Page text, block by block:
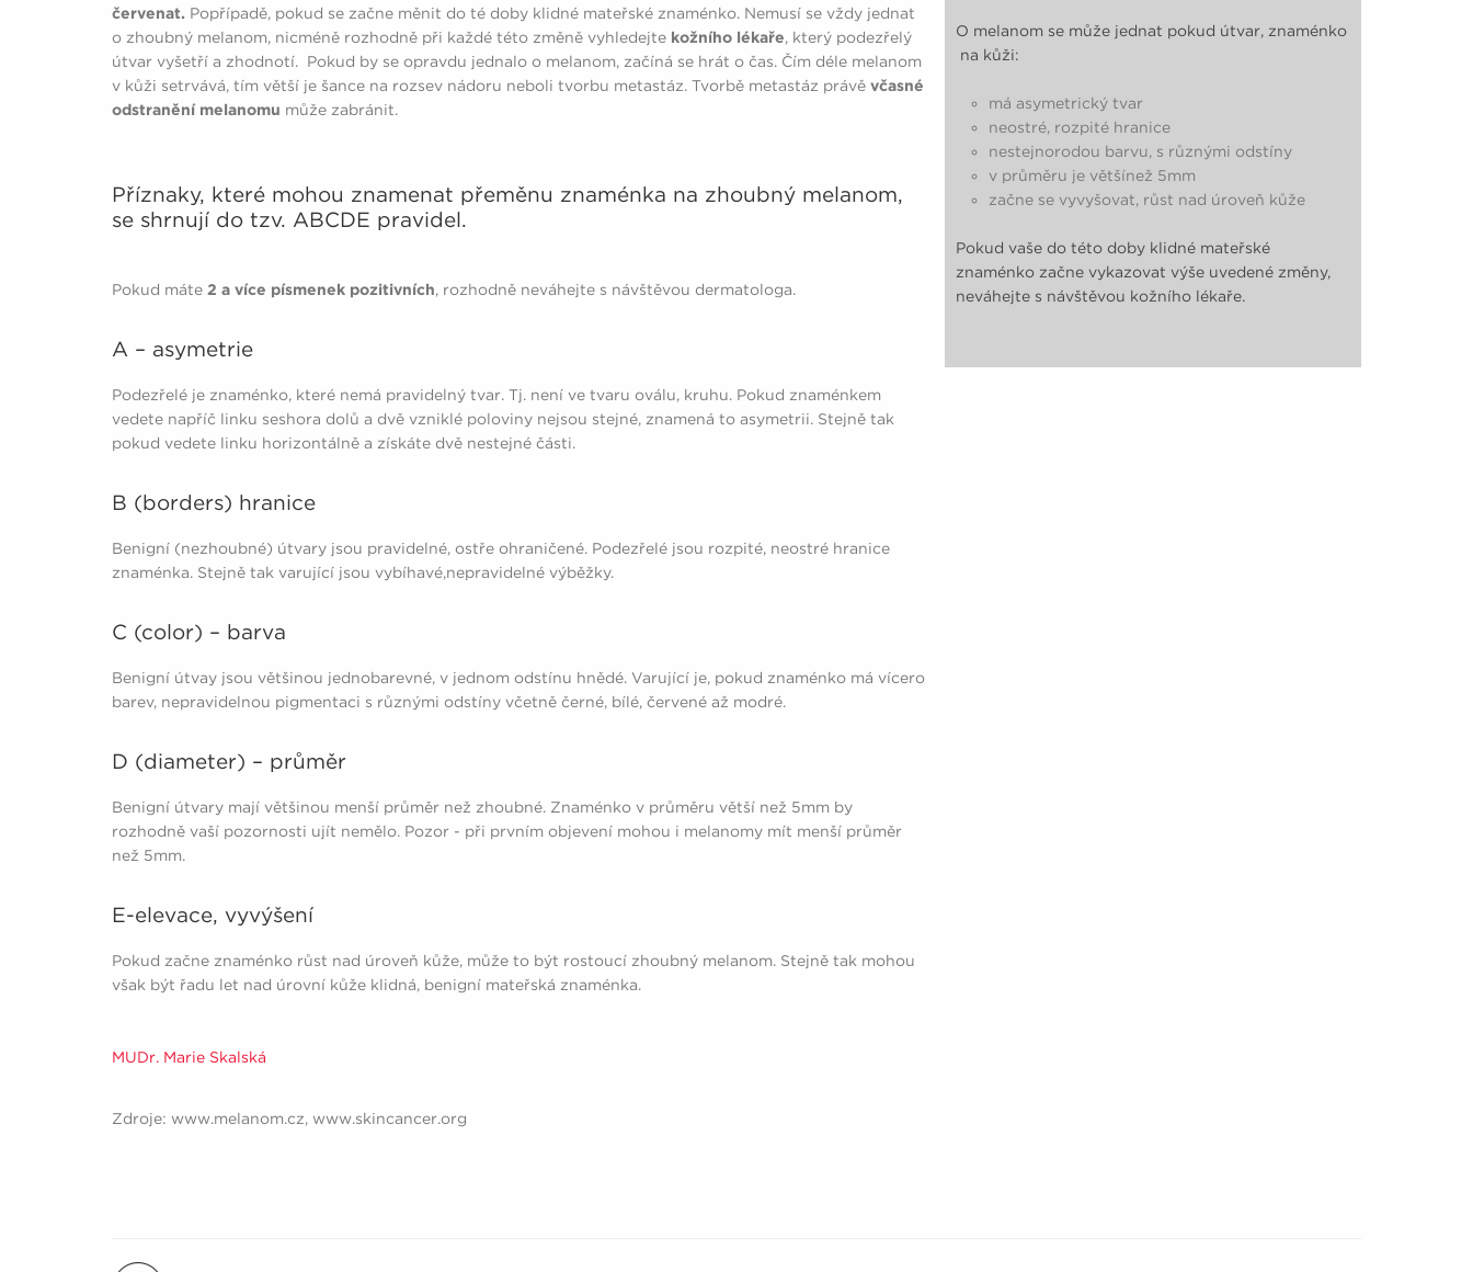
červenat. Popřípadě, pokud se začne měnit do té doby klidné mateřské znaménko. Nemusí se vždy jednat
o zhoubný melanom, nicméně rozhodně při každé této změně vyhledejte kožního lékaře, který podezřelý
útvar vyšetří a zhodnotí. Pokud by se opravdu jednalo o melanom, začíná se hrát o čas. Čím déle melanom
v kůži setrvává, tím větší je šance na rozsev nádoru neboli tvorbu metastáz. Tvorbě metastáz právě včasné
odstranění melanomu může zabránit.
Příznaky, které mohou znamenat přeměnu znaménka na zhoubný melanom,
se shrnují do tzv. ABCDE pravidel.
Pokud máte 2 a více písmenek pozitivních, rozhodně neváhejte s návštěvou dermatologa.
A – asymetrie
Podezřelé je znaménko, které nemá pravidelný tvar. Tj. není ve tvaru oválu, kruhu. Pokud znaménkem
vedete napříč linku seshora dolů a dvě vzniklé poloviny nejsou stejné, znamená to asymetrii. Stejně tak
pokud vedete linku horizontálně a získáte dvě nestejné části.
B (borders) hranice
Benigní (nezhoubné) útvary jsou pravidelné, ostře ohraničené. Podezřelé jsou rozpité, neostré hranice
znaménka. Stejně tak varující jsou vybíhavé,nepravidelné výběžky.
C (color) – barva
Benigní útvay jsou většinou jednobarevné, v jednom odstínu hnědé. Varující je, pokud znaménko má vícero
barev, nepravidelnou pigmentaci s různými odstíny včetně černé, bílé, červené až modré.
D (diameter) – průměr
Benigní útvary mají většinou menší průměr než zhoubné. Znaménko v průměru větší než 5mm by
rozhodně vaší pozornosti ujít nemělo. Pozor - při prvním objevení mohou i melanomy mít menší průměr
než 5mm.
E-elevace, vyvýšení
Pokud začne znaménko růst nad úroveň kůže, může to být rostoucí zhoubný melanom. Stejně tak mohou
však být řadu let nad úrovní kůže klidná, benigní mateřská znaménka.
MUDr. Marie Skalská
Zdroje: www.melanom.cz, www.skincancer.org
O melanom se může jednat pokud útvar, znaménko
na kůži:
má asymetrický tvar
neostré, rozpité hranice
nestejnorodou barvu, s různými odstíny
v průměru je většínež 5mm
začne se vyvyšovat, růst nad úroveň kůže
Pokud vaše do této doby klidné mateřské
znaménko začne vykazovat výše uvedené změny,
neváhejte s návštěvou kožního lékaře.